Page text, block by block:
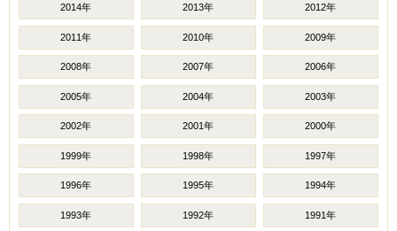
2014年 2013年 2012年
2011年 2010年 2009年
2008年 2007年 2006年
2005年 2004年 2003年
2002年 2001年 2000年
1999年 1998年 1997年
1996年 1995年 1994年
1993年 1992年 1991年